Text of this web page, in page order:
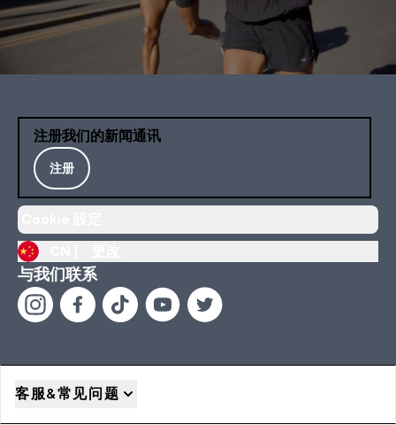
注册我们的新闻通讯
注册
与我们联系
客服&常见问题